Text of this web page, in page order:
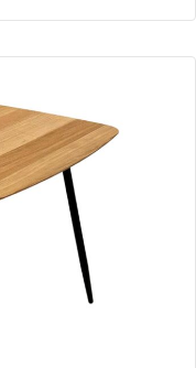
Opcje
wybrać
na
stronie
produktu